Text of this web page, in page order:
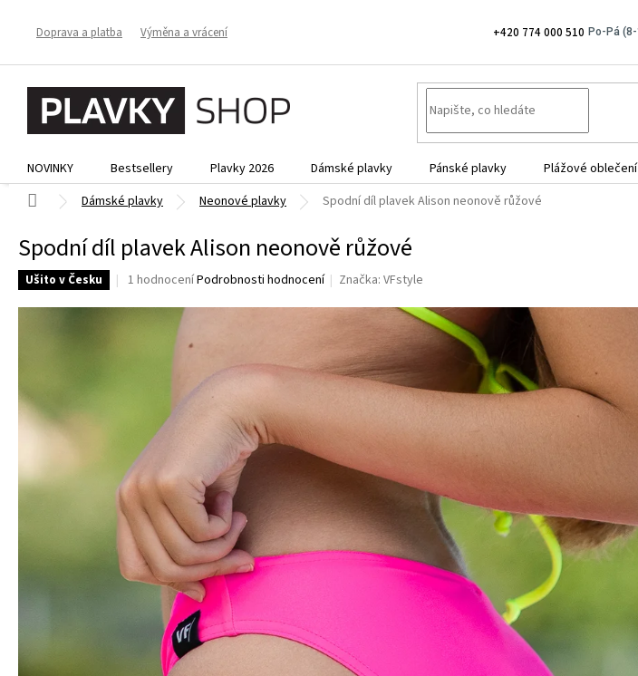
+420 774 000 510
Doprava a platba Výměna a vrácení
NOVINKY Bestsellery Plavky 2026 Dámské plavky Pánské plavky Plážové oblečení
Domů
Dámské plavky Neonové plavky Spodní díl plavek Alison neonově růžové
Spodní díl plavek Alison neonově růžové
Ušito v Česku
Průměrné
produktu
1 hodnoceníPodrobnosti hodnocení Značka:VFstyle